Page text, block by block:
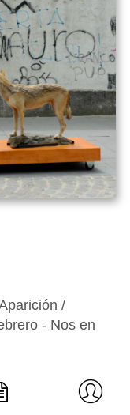
/
- Nos en